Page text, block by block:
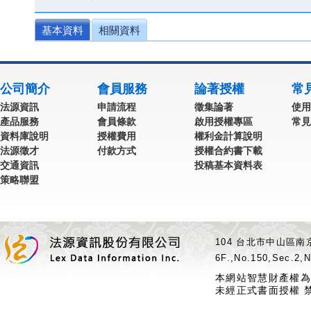
基本資料 相關資料
公司簡介
法源資訊
產品服務
資料庫說明
法源徵才
交通資訊
策略聯盟
會員服務
申請流程
會員條款
授權費用
付款方式
論著授權
徵集論著
啟用授權專區
權利金計算說明
授權合約書下載
投稿基本資料表
常
使
常
104 台北市中山區
本網站智慧財產權
未經正式書面授權